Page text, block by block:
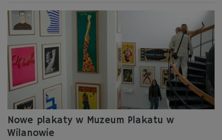
Nowe plakaty w Muzeum Plakatu w
Wilanowie